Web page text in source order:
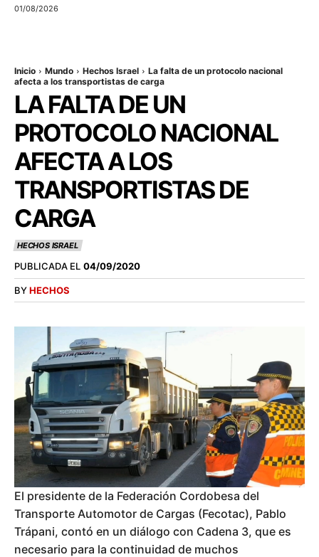
01/08/2026